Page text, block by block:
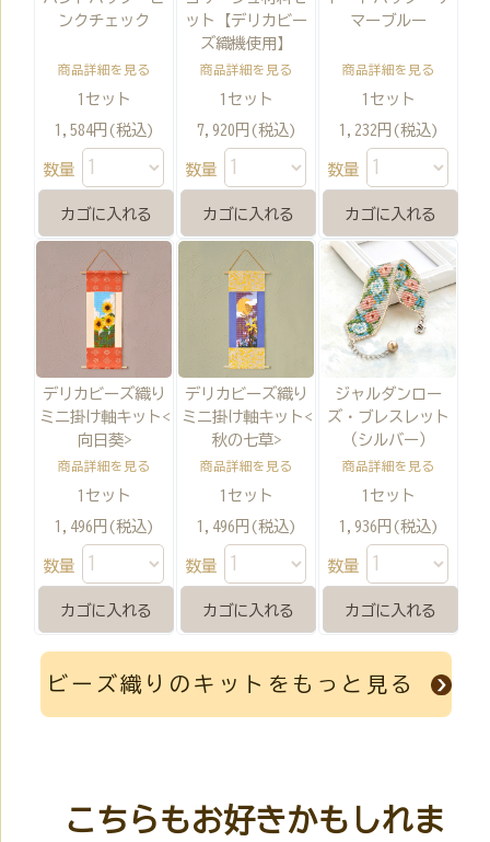
ンクチェック
商品詳細を見る
1セット
1,584円(税込)
数量
ット【デリカビー
ズ織機使用】
商品詳細を見る
1セット
7,920円(税込)
数量
マーブルー
商品詳細を見る
1セット
1,232円(税込)
数量
デリカビーズ織り
ミニ掛け軸キット<
向日葵>
商品詳細を見る
1セット
1,496円(税込)
数量
デリカビーズ織り
ミニ掛け軸キット<
秋の七草>
商品詳細を見る
1セット
1,496円(税込)
数量
ジャルダンロー
ズ・ブレスレット
（シルバー）
商品詳細を見る
1セット
1,936円(税込)
数量
ビーズ織りのキットをもっと見る
こちらもお好きかもしれま